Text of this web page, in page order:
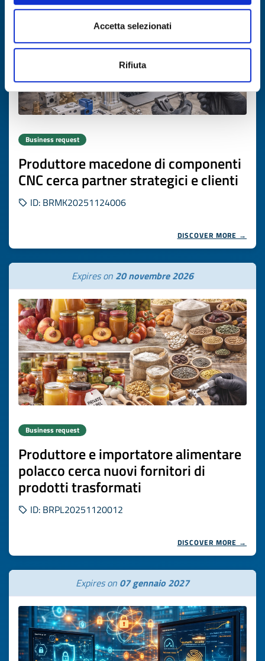
Accetta selezionati
Rifiuta
Business request
Produttore macedone di componenti
CNC cerca partner strategici e clienti
ID: BRMK20251124006
DISCOVER MORE →
Expires on 20 novembre 2026
Business request
Produttore e importatore alimentare
polacco cerca nuovi fornitori di
prodotti trasformati
ID: BRPL20251120012
DISCOVER MORE →
Expires on 07 gennaio 2027